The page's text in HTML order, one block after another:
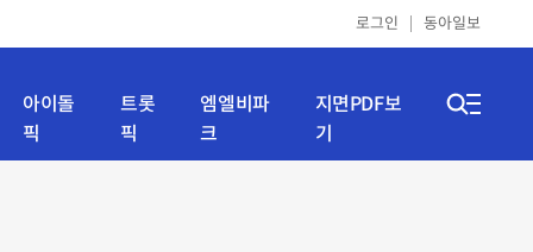
로그인 동아일보
아이돌
픽
트롯
픽
엠엘비파
크
지면PDF보
기